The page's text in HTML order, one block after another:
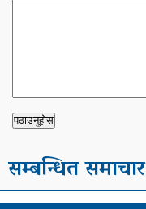
सम्बन्धित समाचार